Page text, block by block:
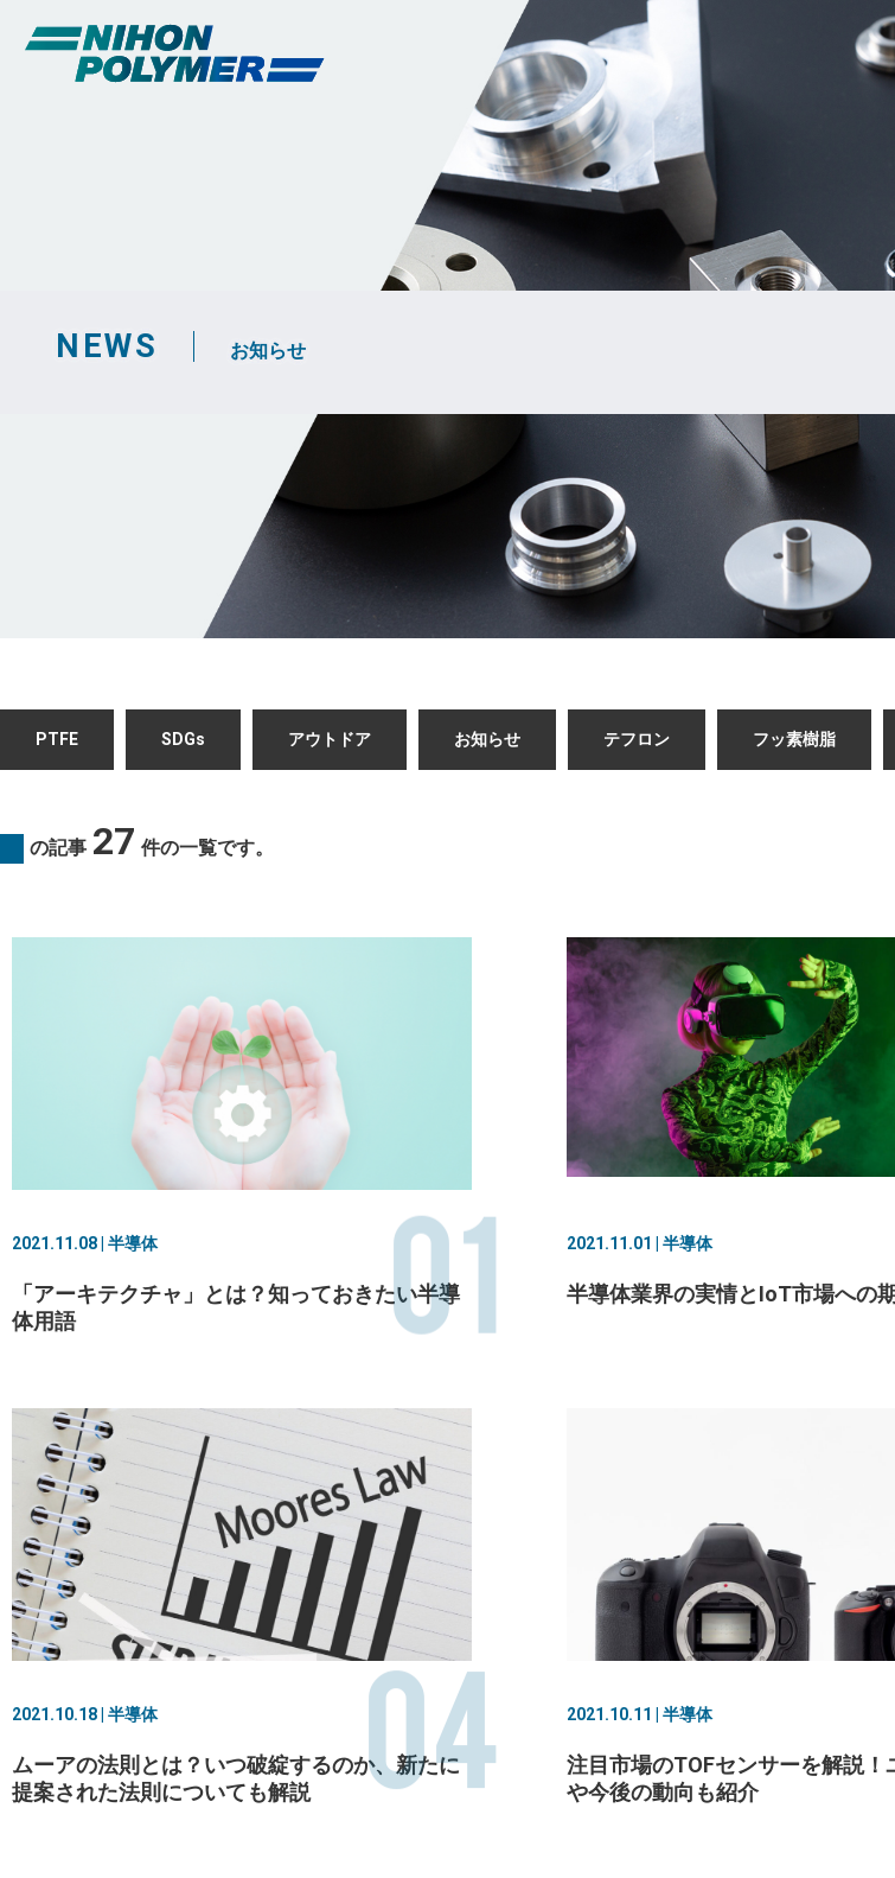
NEWS お知らせ
PTFE SDGs アウトドア お知らせ テフロン フッ素樹脂
の記事 27 件の一覧です。
2021.11.08 | 半導体
「アーキテクチャ」とは？知っておきたい半導
体用語
01 2021.11.01 | 半導体
半導体業界の実情とIoT市場への
2021.10.18 | 半導体
ムーアの法則とは？いつ破綻するのか、新たに
提案された法則についても解説
04 2021.10.11 | 半導体
注目市場のTOFセンサーを解説！
や今後の動向も紹介